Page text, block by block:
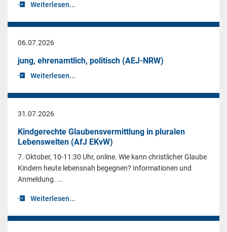
Weiterlesen...
06.07.2026
jung, ehrenamtlich, politisch (AEJ-NRW)
Weiterlesen...
31.07.2026
Kindgerechte Glaubensvermittlung in pluralen
Lebenswelten (AfJ EKvW)
7. Oktober, 10-11:30 Uhr, online. Wie kann christlicher Glaube
Kindern heute lebensnah begegnen? Informationen und
Anmeldung. ...
Weiterlesen...